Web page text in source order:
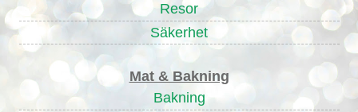
Resor
Säkerhet
Mat & Bakning
Bakning